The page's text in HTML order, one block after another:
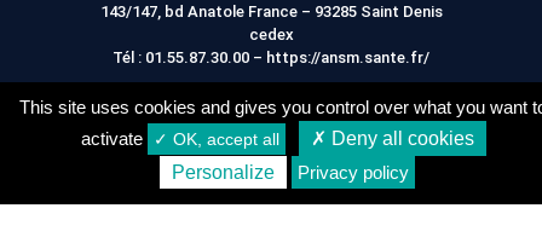
143/147, bd Anatole France – 93285 Saint Denis
cedex
Tél : 01.55.87.30.00 – https://ansm.sante.fr/
Mentions légales
Conditions générales de vente
Conditions de Livraison
Vie Privée
This site uses cookies and gives you control over what you want
activate
✓ OK, accept all
✗ Deny all cookies
Personalize
Privacy policy